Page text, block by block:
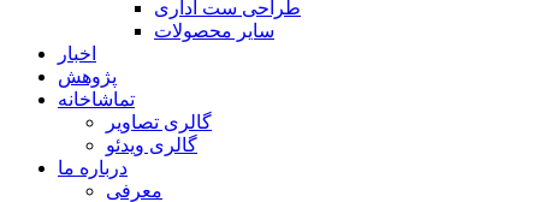
طراحی ست اداری
سایر محصولات
اخبار
پژوهش
تماشاخانه
گالری تصاویر
گالری ویدئو
درباره ما
معرفی